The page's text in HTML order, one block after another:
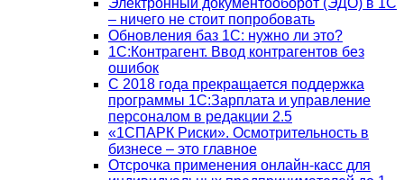
Электронный документооборот (ЭДО) в 1С
– ничего не стоит попробовать
Обновления баз 1С: нужно ли это?
1С:Контрагент. Ввод контрагентов без
ошибок
С 2018 года прекращается поддержка
программы 1С:Зарплата и управление
персоналом в редакции 2.5
«1СПАРК Риски». Осмотрительность в
бизнесе – это главное
Отсрочка применения онлайн-касс для